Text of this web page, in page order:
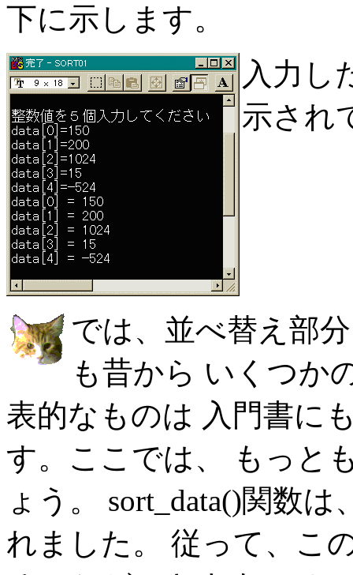
下に示します。
入力し
示され
では、並べ替え部
も昔から いくつか
表的なものは 入門書に
す。ここでは、 もっと
ょう。 sort_data()関数
れました。 従って、こ